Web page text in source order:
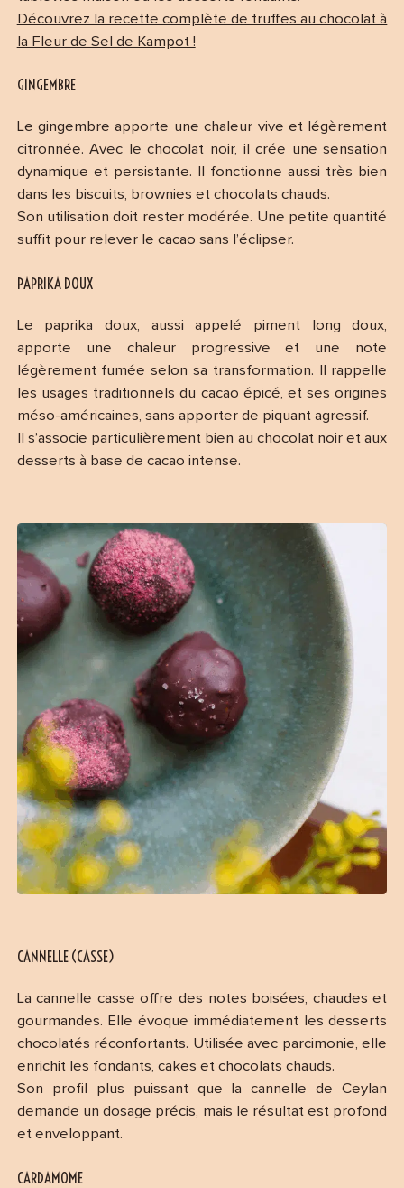
Découvrez la recette complète de truffes au chocolat à
la Fleur de Sel de Kampot !
GINGEMBRE
Le gingembre apporte une chaleur vive et légèrement
citronnée. Avec le chocolat noir, il crée une sensation
dynamique et persistante. Il fonctionne aussi très bien
dans les biscuits, brownies et chocolats chauds.
Son utilisation doit rester modérée. Une petite quantité
suffit pour relever le cacao sans l’éclipser.
PAPRIKA DOUX
Le paprika doux, aussi appelé piment long doux,
apporte une chaleur progressive et une note
légèrement fumée selon sa transformation. Il rappelle
les usages traditionnels du cacao épicé, et ses origines
méso-américaines, sans apporter de piquant agressif.
Il s’associe particulièrement bien au chocolat noir et aux
desserts à base de cacao intense.
CANNELLE (CASSE)
La cannelle casse offre des notes boisées, chaudes et
gourmandes. Elle évoque immédiatement les desserts
chocolatés réconfortants. Utilisée avec parcimonie, elle
enrichit les fondants, cakes et chocolats chauds.
Son profil plus puissant que la cannelle de Ceylan
demande un dosage précis, mais le résultat est profond
et enveloppant.
CARDAMOME